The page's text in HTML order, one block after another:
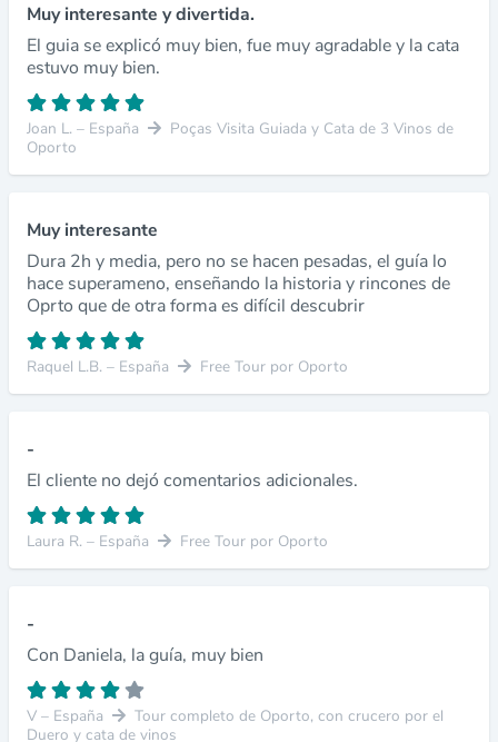
Muy interesante y divertida.
El guia se explicó muy bien, fue muy agradable y la cata
estuvo muy bien.
Joan L. – España
Poças Visita Guiada y Cata de 3 Vinos de
Oporto
Muy interesante
Dura 2h y media, pero no se hacen pesadas, el guía lo
hace superameno, enseñando la historia y rincones de
Oprto que de otra forma es difícil descubrir
Raquel L.B. – España Free Tour por Oporto
-
El cliente no dejó comentarios adicionales.
Laura R. – España Free Tour por Oporto
-
Con Daniela, la guía, muy bien
V – España
Tour completo de Oporto, con crucero por el
Duero y cata de vinos